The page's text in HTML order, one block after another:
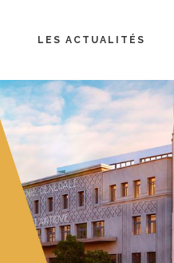
LES ACTUALITÉS